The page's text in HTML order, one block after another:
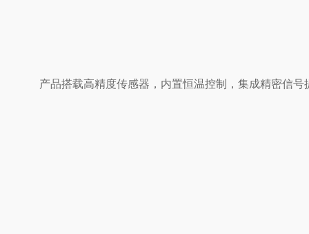
产品搭载高精度传感器，内置恒温控制，集成精密信